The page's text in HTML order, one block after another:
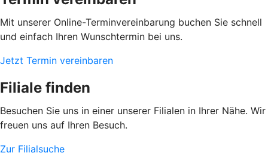
Mit unserer Online-Terminvereinbarung buchen Sie schnell
und einfach Ihren Wunschtermin bei uns.
Jetzt Termin vereinbaren
Filiale finden
Besuchen Sie uns in einer unserer Filialen in Ihrer Nähe. Wir
freuen uns auf Ihren Besuch.
Zur Filialsuche